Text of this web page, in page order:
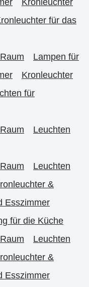
für das
Lampen für
Kronleuchter
für
Leuchten
Leuchten
&
Esszimmer
für die Küche
Leuchten
&
Esszimmer